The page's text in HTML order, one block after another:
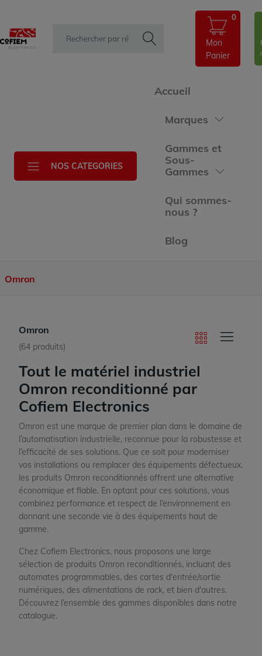
Mon
Panier
0
NOS CATEGORIES
Accueil
Marques
Gammes et
Sous-
Gammes
Qui sommes-
nous ?
Blog
Omron
Omron
(64 produits)
Tout le matériel industriel
Omron reconditionné par
Cofiem Electronics
Omron est une marque de premier plan dans le domaine de
l’automatisation industrielle, reconnue pour la robustesse et
l’efficacité de ses solutions. Que ce soit pour moderniser
vos installations ou remplacer des équipements défectueux,
les produits Omron reconditionnés offrent une alternative
économique et fiable. En optant pour ces solutions, vous
combinez performance et respect de l’environnement en
donnant une seconde vie à des équipements haut de
gamme.
Chez Cofiem Electronics, nous proposons une large
sélection de produits Omron reconditionnés, incluant des
automates programmables, des cartes d'entrée/sortie
numériques, des alimentations de rack, et bien d'autres.
Découvrez l’ensemble des gammes disponibles dans notre
catalogue.